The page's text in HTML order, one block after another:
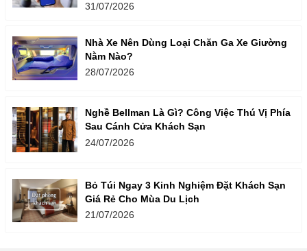
31/07/2026
Nhà Xe Nên Dùng Loại Chăn Ga Xe Giường
Nằm Nào?
28/07/2026
Nghề Bellman Là Gì? Công Việc Thú Vị Phía
Sau Cánh Cửa Khách Sạn
24/07/2026
Bỏ Túi Ngay 3 Kinh Nghiệm Đặt Khách Sạn
Giá Rẻ Cho Mùa Du Lịch
21/07/2026